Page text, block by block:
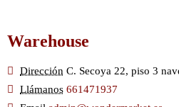
Warehouse
Dirección C. Secoya 22, piso 3
Llámanos 661471937